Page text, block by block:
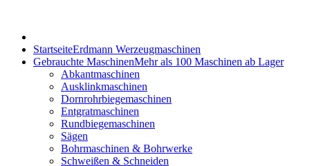
StartseiteErdmann Werzeugmaschinen
Gebrauchte MaschinenMehr als 100 Maschinen ab Lager
Abkantmaschinen
Ausklinkmaschinen
Dornrohrbiegemaschinen
Entgratmaschinen
Rundbiegemaschinen
Sägen
Bohrmaschinen & Bohrwerke
Schweißen & Schneiden